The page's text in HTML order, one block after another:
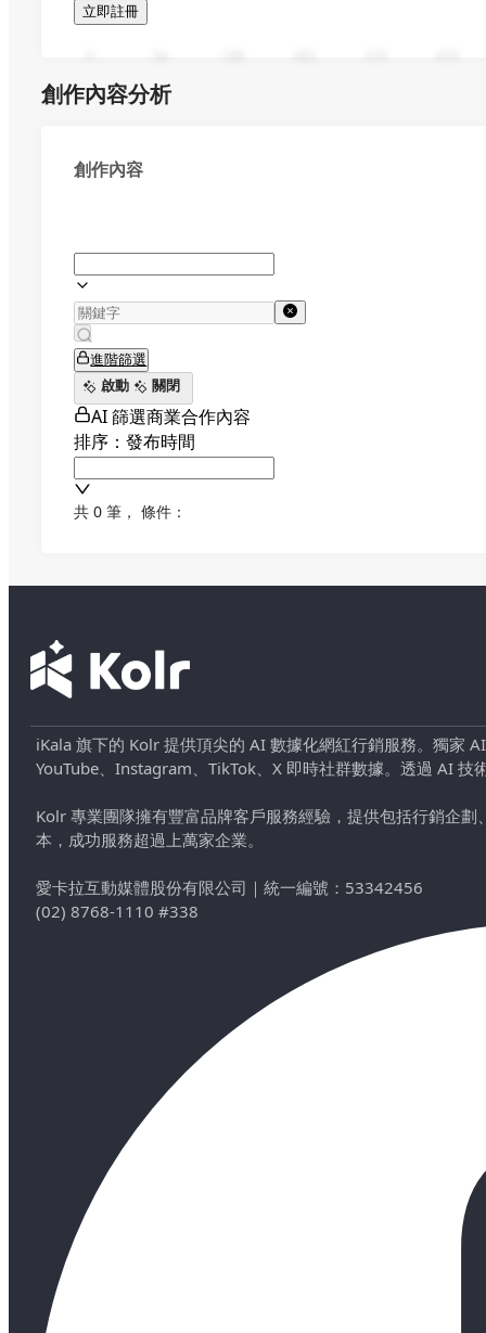
立即註冊
創作內容分析
創作內容
進階篩選
啟動
關閉
AI 篩選商業合作內容
排序：發布時間
共 0 筆 ， 條件：
iKala 旗下的 Kolr 提供頂尖的 AI 數據化網紅行銷服務。獨家
YouTube、Instagram、TikTok、X 即時社群數據。透過 AI
Kolr 專業團隊擁有豐富品牌客戶服務經驗，提供包括行銷企
本，成功服務超過上萬家企業。
愛卡拉互動媒體股份有限公司 ｜ 統一編號：53342456
(02) 8768-1110 #338